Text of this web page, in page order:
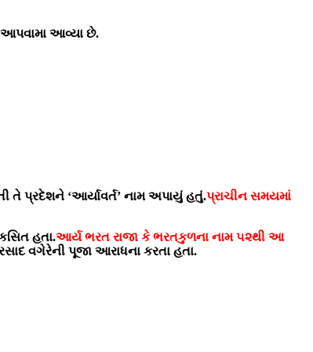
આપવામા આવ્યા છે.
પ્રદેશને ‘આર્યાવર્ત’ નામ અપાયું હતું.પ્રાચીન સમયમાં
હતા.આર્ય ભરત રાજા કે ભરતકુળના નામ ૫૨થી આ
વગેરેની પૂજા આરાધના કરતા હતા.